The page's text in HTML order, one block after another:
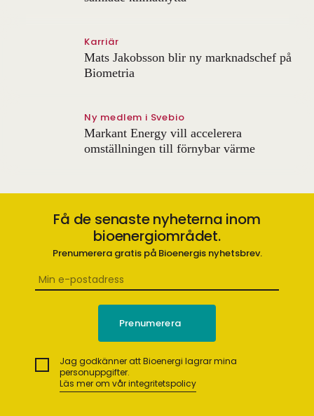
Karriär
Mats Jakobsson blir ny marknadschef på
Biometria
Ny medlem i Svebio
Markant Energy vill accelerera
omställningen till förnybar värme
Få de senaste nyheterna inom
bioenergiområdet.
Prenumerera gratis på Bioenergis nyhetsbrev.
Jag godkänner att Bioenergi lagrar mina
personuppgifter.
Läs mer om vår integritetspolicy